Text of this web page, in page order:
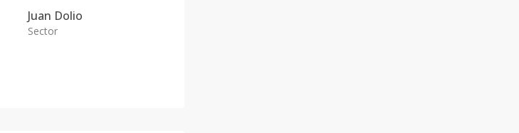
Juan Dolio
Sector